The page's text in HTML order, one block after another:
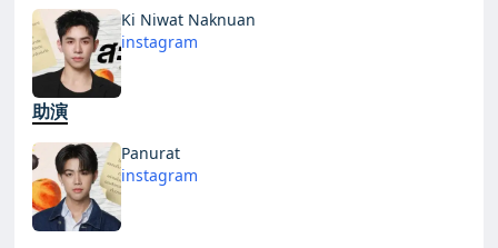
Ki Niwat Naknuan
instagram
助演
Panurat
instagram